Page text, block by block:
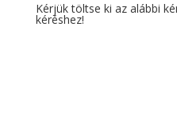
Kérjük töltse ki az alábbi
kéréshez!